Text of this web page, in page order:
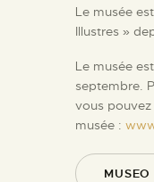
Le musée
Illustres »
Le musée
septembre.
vous
musée :
MUSEO